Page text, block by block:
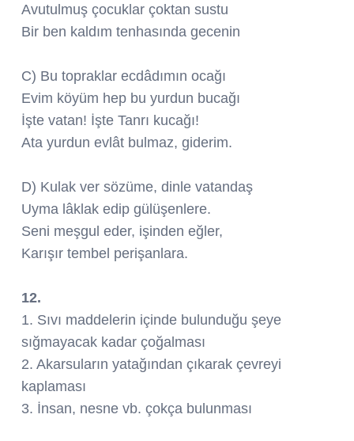
Avutulmuş çocuklar çoktan sustu
Bir ben kaldım tenhasında gecenin
C) Bu topraklar ecdâdımın ocağı
Evim köyüm hep bu yurdun bucağı
İşte vatan! İşte Tanrı kucağı!
Ata yurdun evlât bulmaz, giderim.
D) Kulak ver sözüme, dinle vatandaş
Uyma lâklak edip gülüşenlere.
Seni meşgul eder, işinden eğler,
Karışır tembel perişanlara.
12.
1. Sıvı maddelerin içinde bulunduğu şeye
sığmayacak kadar çoğalması
2. Akarsuların yatağından çıkarak çevreyi
kaplaması
3. İnsan, nesne vb. çokça bulunması